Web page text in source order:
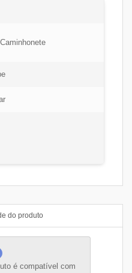
do produto
é compatível com